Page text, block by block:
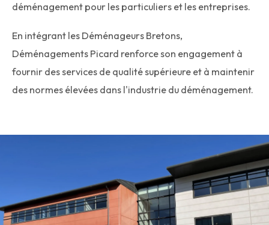
déménagement pour les particuliers et les entreprises.
En intégrant les Déménageurs Bretons,
Déménagements Picard renforce son engagement à
fournir des services de qualité supérieure et à maintenir
des normes élevées dans l'industrie du déménagement.